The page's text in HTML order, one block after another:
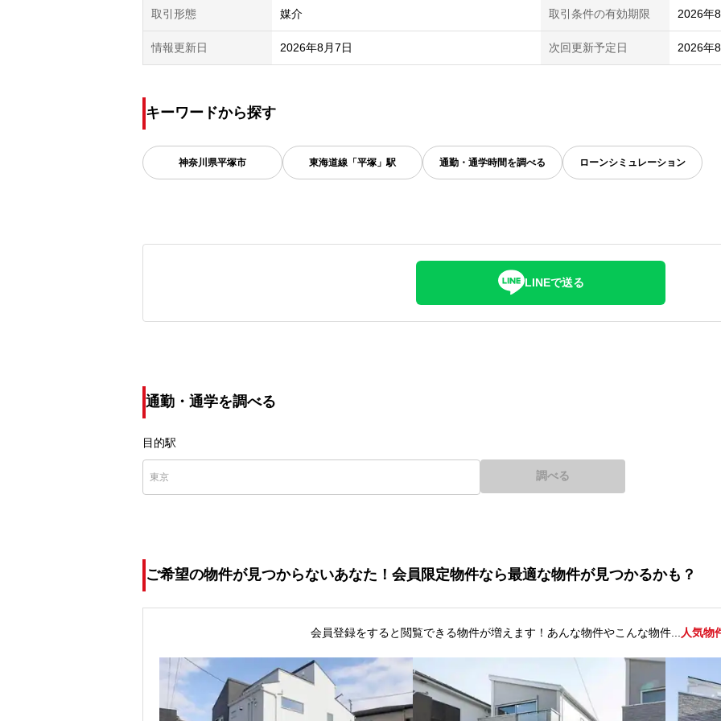
取引形態 媒介 取引条件の有効期限 2026年
情報更新日 2026年8月7日 次回更新予定日 2026年
キーワードから探す
神奈川県平塚市 東海道線「平塚」駅 通勤・通学時間を調べる ローンシミュレーション
LINEで送る
通勤・通学を調べる
目的駅
調べる
ご希望の物件が見つからないあなた！会員限定物件なら最適な物件が見つかるかも？
会員登録をすると閲覧できる物件が増えます！あんな物件やこんな物件... 人気物